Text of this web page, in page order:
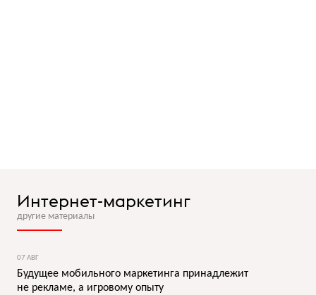
Интернет-маркетинг
другие материалы
07 АВГ
Будущее мобильного маркетинга принадлежит
не рекламе, а игровому опыту